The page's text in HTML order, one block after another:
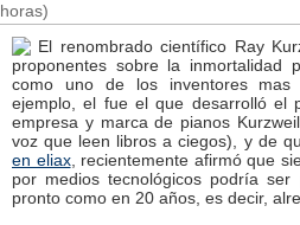
horas)
El renombrado científico Ray
proponentes sobre la inmortalidad
como uno de los inventores mas
ejemplo, el fue el que desarrolló el
empresa y marca de pianos
voz que leen libros a ciegos), y de
en eliax, recientemente afirmó que
por medios tecnológicos podría
pronto como en 20 años, es decir,